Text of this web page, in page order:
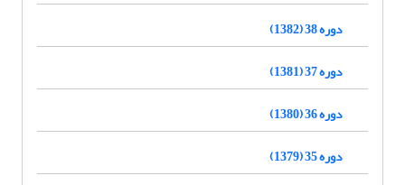
دوره 38 (1382)
دوره 37 (1381)
دوره 36 (1380)
دوره 35 (1379)